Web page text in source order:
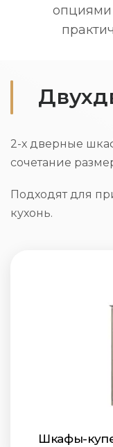
опциями
2-х дверные
сочетание
Подходят для
кухонь.
Шкафы-